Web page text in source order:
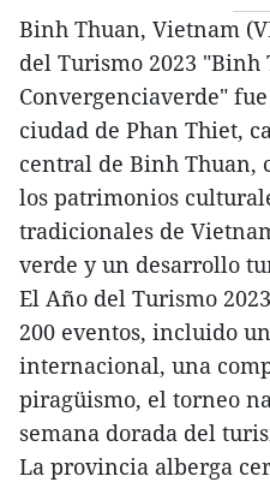
Binh Thuan, Vietnam
del Turismo 2023 "Binh
Convergenciaverde"
ciudad de Phan Thiet,
central de Binh Thuan,
los patrimonios
tradicionales de
verde y un desarrollo
El Año del Turismo
200 eventos, incluido
internacional, una
piragüismo, el torneo
semana dorada del
La provincia alberga